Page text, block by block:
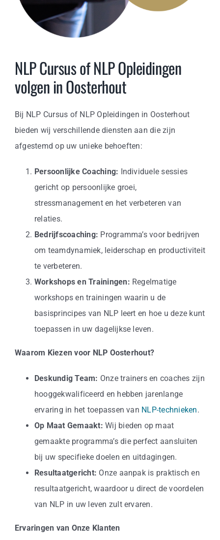
NLP Cursus of NLP Opleidingen
volgen in Oosterhout
Bij NLP Cursus of NLP Opleidingen in Oosterhout
bieden wij verschillende diensten aan die zijn
afgestemd op uw unieke behoeften:
Persoonlijke Coaching: Individuele sessies
gericht op persoonlijke groei,
stressmanagement en het verbeteren van
relaties.
Bedrijfscoaching: Programma’s voor bedrijven
om teamdynamiek, leiderschap en productiviteit
te verbeteren.
Workshops en Trainingen: Regelmatige
workshops en trainingen waarin u de
basisprincipes van NLP leert en hoe u deze kunt
toepassen in uw dagelijkse leven.
Waarom Kiezen voor NLP Oosterhout?
Deskundig Team: Onze trainers en coaches zijn
hooggekwalificeerd en hebben jarenlange
ervaring in het toepassen van NLP-technieken.
Op Maat Gemaakt: Wij bieden op maat
gemaakte programma’s die perfect aansluiten
bij uw specifieke doelen en uitdagingen.
Resultaatgericht: Onze aanpak is praktisch en
resultaatgericht, waardoor u direct de voordelen
van NLP in uw leven zult ervaren.
Ervaringen van Onze Klanten